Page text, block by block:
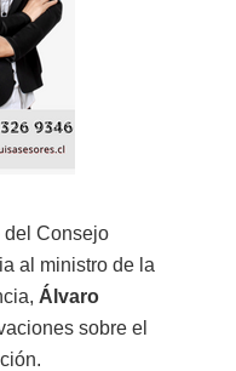
del Consejo
al ministro de la
Álvaro
sobre el